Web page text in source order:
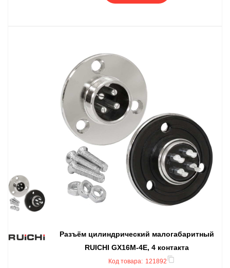
Разъём цилиндрический малогабаритный
RUICHI GX16M-4E, 4 контакта
Код товара: 121892